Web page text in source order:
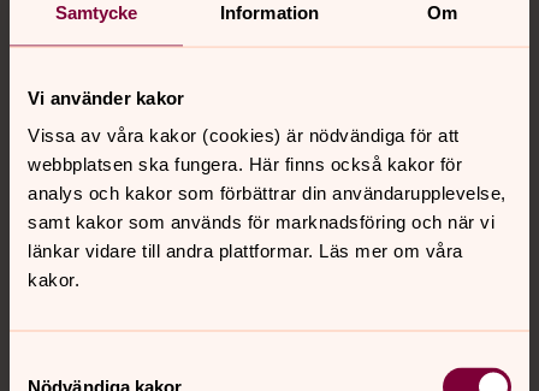
Samtycke Information Om
Vi använder kakor
Vissa av våra kakor (cookies) är nödvändiga för att
webbplatsen ska fungera. Här finns också kakor för
analys och kakor som förbättrar din användarupplevelse,
samt kakor som används för marknadsföring och när vi
länkar vidare till andra plattformar. Läs mer om våra
kakor.
Nödvändiga kakor
Musikaliska.
Pedagogiska.
Behovsanalys arbetsgrupperna, består av 5-6 personer,
ska fördjupa sig i de behov som sammanställts inom de
olika områdena. Resultaten från behovsanalysgrupperna
tar vi sedan med oss in i vårt fortsatta arbete.